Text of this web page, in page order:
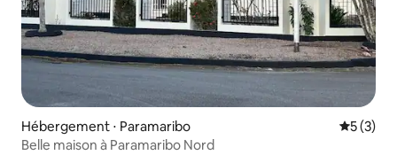
Hébergement ⋅ Paramaribo
5 (3)
Belle maison à Paramaribo Nord